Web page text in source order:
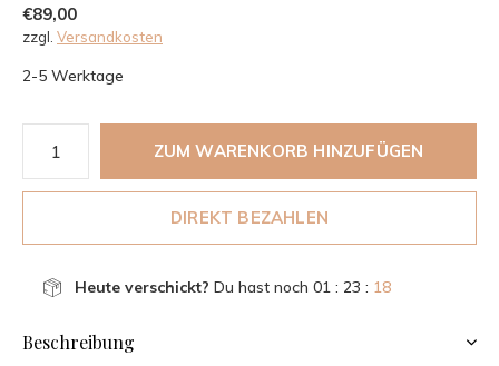
€89,00
zzgl. Versandkosten
2-5 Werktage
ZUM WARENKORB HINZUFÜGEN
DIREKT BEZAHLEN
Heute verschickt? Du hast noch 01 : 23 : 18
Beschreibung